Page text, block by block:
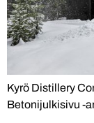
Kyrö Distillery
Betonijulkisivu -